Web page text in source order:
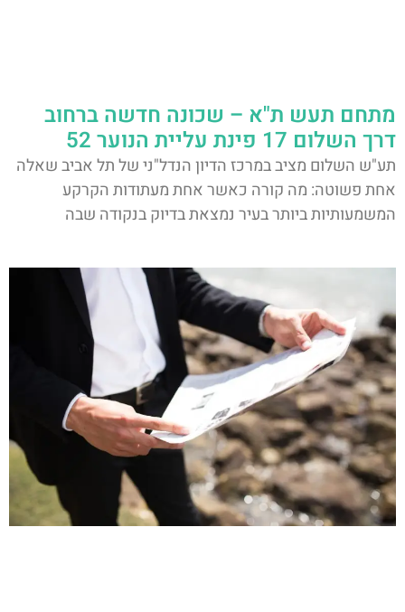
מתחם תעש ת"א – שכונה חדשה ברחוב
דרך השלום 17 פינת עליית הנוער 52
תע"ש השלום מציב במרכז הדיון הנדל"ני של תל אביב שאלה
אחת פשוטה: מה קורה כאשר אחת מעתודות הקרקע
המשמעותיות ביותר בעיר נמצאת בדיוק בנקודה שבה